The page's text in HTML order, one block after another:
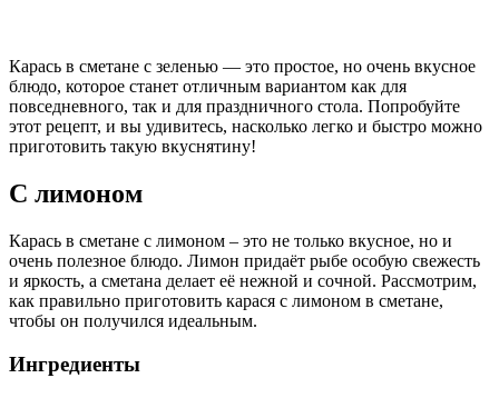
Карась в сметане с зеленью — это простое, но очень вкусное
блюдо, которое станет отличным вариантом как для
повседневного, так и для праздничного стола. Попробуйте
этот рецепт, и вы удивитесь, насколько легко и быстро можно
приготовить такую вкуснятину!
С лимоном
Карась в сметане с лимоном – это не только вкусное, но и
очень полезное блюдо. Лимон придаёт рыбе особую свежесть
и яркость, а сметана делает её нежной и сочной. Рассмотрим,
как правильно приготовить карася с лимоном в сметане,
чтобы он получился идеальным.
Ингредиенты